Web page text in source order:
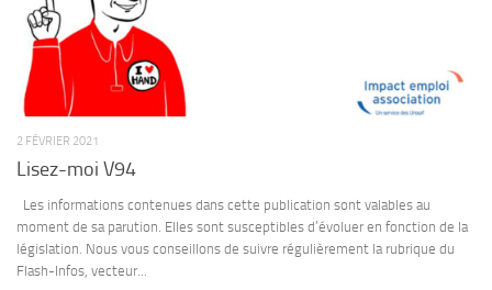
2 FÉVRIER 2021
Lisez-moi V94
Les informations contenues dans cette publication sont valables au
moment de sa parution. Elles sont susceptibles d’évoluer en fonction de la
législation. Nous vous conseillons de suivre régulièrement la rubrique du
Flash-Infos, vecteur...